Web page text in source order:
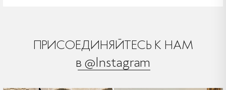
ПРИСОЕДИНЯЙТЕСЬ К НАМ
в @Instagram